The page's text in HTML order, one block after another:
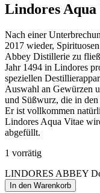
Lindores Aqua
Nach einer
2017 wieder,
Abbey Distillerie zu
Jahr 1494 in Lindores
speziellen
Auswahl an Gewürzen
und Süßwurz, die in
Er ist vollkommen
Lindores Aqua Vitae
abgefüllt.
1 vorrätig
LINDORES ABBEY
In den Warenkorb